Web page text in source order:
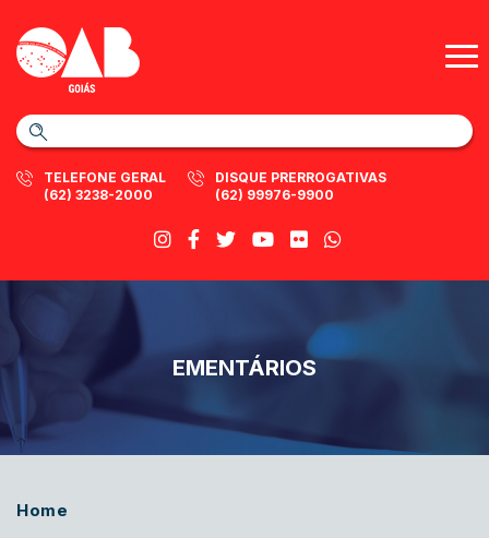
TELEFONE GERAL
(62) 3238-2000
DISQUE PRERROGATIVAS
(62) 99976-9900
EMENTÁRIOS
Home